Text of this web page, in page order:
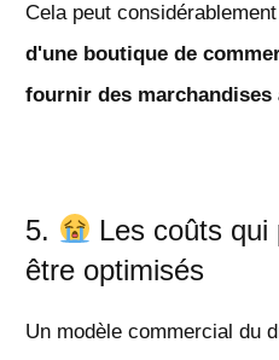
Cela peut
d'une boutique de
fournir des marchandises
5.
Les coûts qui
être optimisés
Un modèle commercial du